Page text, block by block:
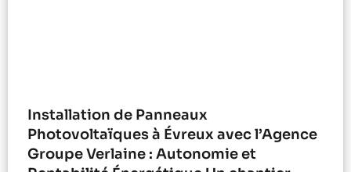
Installation de Panneaux
Photovoltaïques à Évreux avec l’Agence
Groupe Verlaine : Autonomie et